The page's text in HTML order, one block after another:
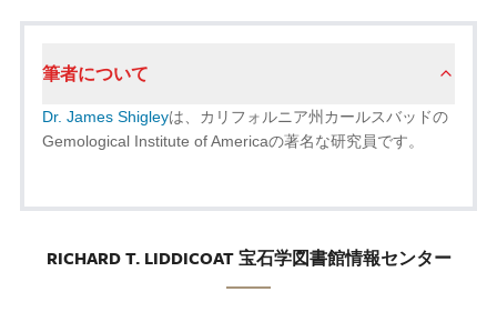
筆者について
Dr. James Shigleyは、カリフォルニア州カールスバッドの
Gemological Institute of Americaの著名な研究員です。
RICHARD T. LIDDICOAT 宝石学図書館情報センター